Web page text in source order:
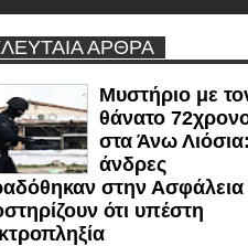
ΑΡΘΡΑ
Μυστήριο με
θάνατο
στα Άνω
άνδρες
στην Ασφάλεια
ότι υπέστη